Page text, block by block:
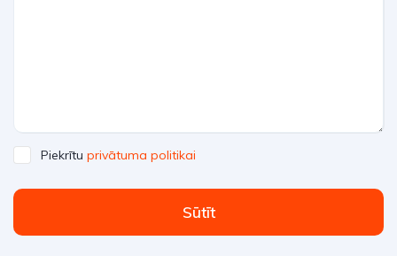
Piekrītu privātuma politikai
Sūtīt